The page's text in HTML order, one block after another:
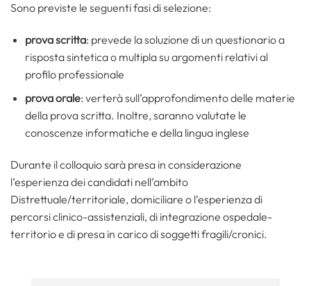
Sono previste le seguenti fasi di selezione:
prova scritta: prevede la soluzione di un questionario a
risposta sintetica o multipla su argomenti relativi al
profilo professionale
prova orale: verterà sull’approfondimento delle materie
della prova scritta. Inoltre, saranno valutate le
conoscenze informatiche e della lingua inglese
Durante il colloquio sarà presa in considerazione
l’esperienza dei candidati nell’ambito
Distrettuale/territoriale, domiciliare o l’esperienza di
percorsi clinico-assistenziali, di integrazione ospedale-
territorio e di presa in carico di soggetti fragili/cronici.